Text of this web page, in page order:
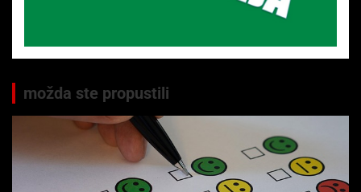
možda ste propustili